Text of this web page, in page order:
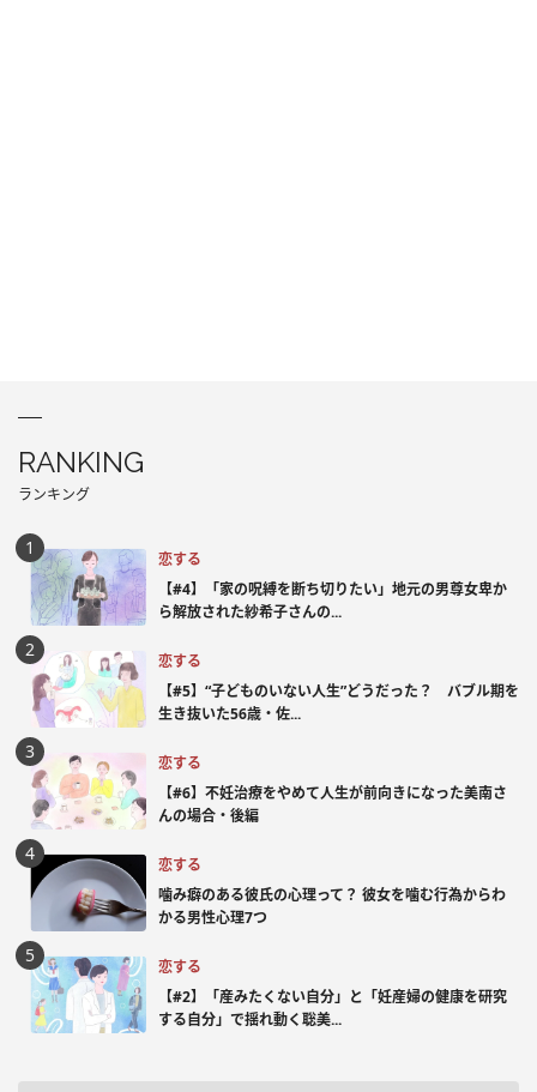
RANKING
ランキング
恋する
【#4】「家の呪縛を断ち切りたい」地元の男尊女卑か
ら解放された紗希子さんの...
恋する
【#5】“子どものいない人生”どうだった？ バブル期を
生き抜いた56歳・佐...
恋する
【#6】不妊治療をやめて人生が前向きになった美南さ
んの場合・後編
恋する
噛み癖のある彼氏の心理って？ 彼女を噛む行為からわ
かる男性心理7つ
恋する
【#2】「産みたくない自分」と「妊産婦の健康を研究
する自分」で揺れ動く聡美...